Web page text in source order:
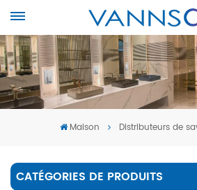
Maison Distributeurs de
CATÉGORIES DE PRODUITS